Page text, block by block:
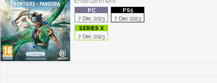
7 Déc 2023 7 Déc 2023
7 Déc 2023